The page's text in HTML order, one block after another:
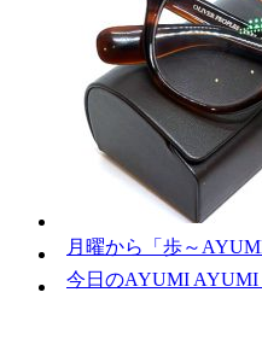
月曜から「歩～
今日のAYUMI AYUMI